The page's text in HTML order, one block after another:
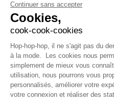
Continuer sans accepter
Cookies,
cook-cook-cookies
Hop-hop-hop, il ne s'agit pas du
à la mode. Les cookies nous
simplement de mieux vous
utilisation, nous pourrons vous
personnalisés, améliorer votre
votre connexion et réaliser des